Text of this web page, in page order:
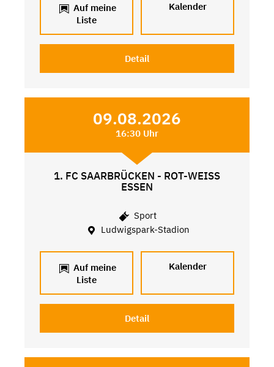
Auf meine
Liste
Kalender
Detail
09.08.2026
16:30 Uhr
1. FC SAARBRÜCKEN - ROT-WEISS
ESSEN
Sport
Ludwigspark-Stadion
Auf meine
Liste
Kalender
Detail